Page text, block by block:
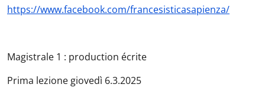
https://www.facebook.com/francesisticasapienza/
Magistrale 1 : production écrite
Prima lezione giovedì 6.3.2025